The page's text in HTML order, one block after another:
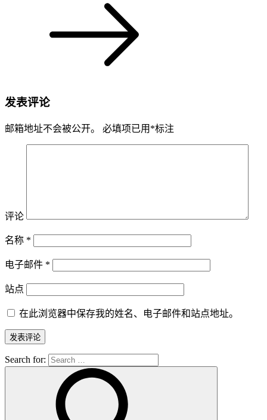
发表评论
邮箱地址不会被公开。 必填项已用 *标注
评论
名称 *
电子邮件 *
站点
在此浏览器中保存我的姓名、电子邮件和站点地址。
Search for: